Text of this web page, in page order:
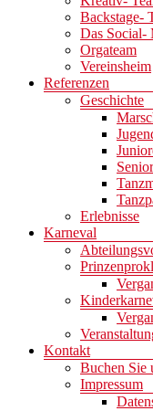
Backstage-
Das Social-
Orgateam
Vereinsheim
Referenzen
Geschichte
Erlebnisse
Karneval
Kontakt
Buchen Sie
Impressum